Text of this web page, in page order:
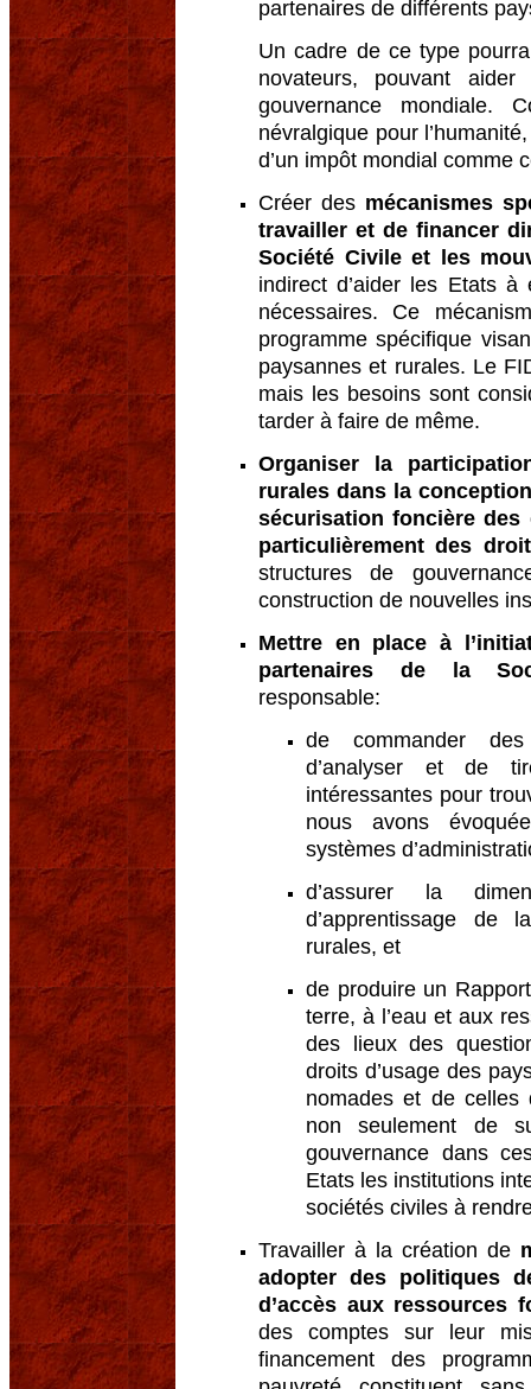
partenaires de différents
Un cadre de ce type
novateurs, pouvant
gouvernance mondiale.
névralgique pour
d’un impôt mondial comme
Créer des mécanismes
travailler et de financer
Société Civile et les
indirect d’aider les Etats
nécessaires. Ce
programme spécifique
paysannes et rurales. Le
mais les besoins sont
tarder à faire de même.
Organiser la
rurales dans la
sécurisation foncière
particulièrement des
structures de
construction de nouvelles
Mettre en place à
partenaires de la
responsable:
de commander
d’analyser et de
intéressantes pour
nous avons
systèmes
d’assurer la
d’apprentissage de
rurales, et
de produire un
terre, à l’eau et aux
des lieux des
droits d’usage des
nomades et de
non seulement de
gouvernance dans
Etats les institutions
sociétés civiles à
Travailler à la création de
adopter des politiques
d’accès aux ressources
des comptes sur leur
financement des